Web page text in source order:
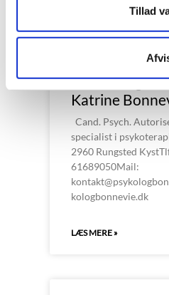
Tillad
2969
Katrine
Cand. Psych.
specialist i
2960 Rungsted
61689050Mail:
LÆS MERE »